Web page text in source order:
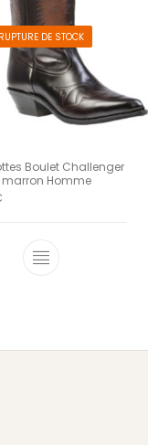
variations.
RUPTURE DE STOCK
Boulet Challenger
marron Homme
Ce produit a